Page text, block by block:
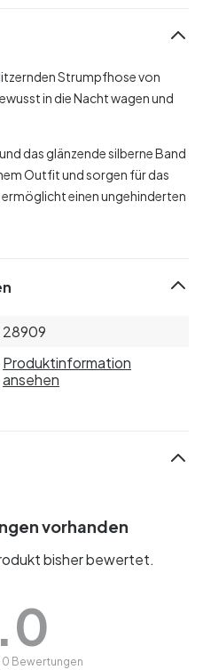
Strumpfhose von
in die Nacht wagen und
das glänzende silberne Band
Outfit und sorgen für das
einen ungehinderten
28909
Produktinformation
ansehen
vorhanden
bisher bewertet.
Bewertungen